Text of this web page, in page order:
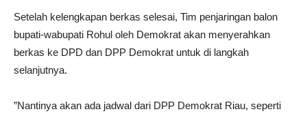
Setelah kelengkapan berkas selesai, Tim penjaringan balon
bupati-wabupati Rohul oleh Demokrat akan menyerahkan
berkas ke DPD dan DPP Demokrat untuk di langkah
selanjutnya.
‎”Nantinya akan ada jadwal dari DPP Demokrat Riau, seperti